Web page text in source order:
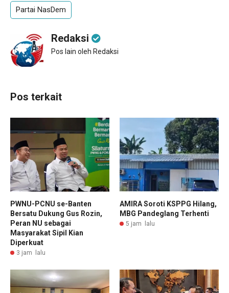
Partai NasDem
Redaksi
Pos lain oleh Redaksi
Pos terkait
PWNU-PCNU se-Banten
Bersatu Dukung Gus Rozin,
Peran NU sebagai
Masyarakat Sipil Kian
Diperkuat
3 jam lalu
AMIRA Soroti KSPPG Hilang,
MBG Pandeglang Terhenti
5 jam lalu